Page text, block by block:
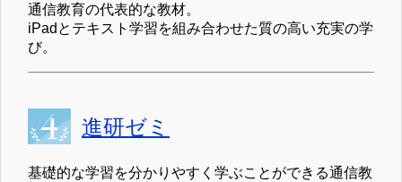
通信教育の代表的な教材。
iPadとテキスト学習を組み合わせた質の高い充実の学
び。
進研ゼミ
基礎的な学習を分かりやすく学ぶことができる通信教